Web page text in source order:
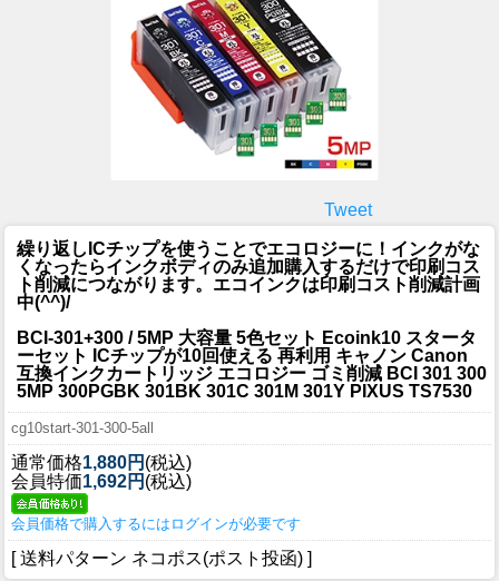
Tweet
繰り返しICチップを使うことでエコロジーに！インクがな
くなったらインクボディのみ追加購入するだけで印刷コス
ト削減につながります。エコインクは印刷コスト削減計画
中(^^)/
BCI-301+300 / 5MP 大容量 5色セット Ecoink10 スタータ
ーセット ICチップが10回使える 再利用 キャノン Canon
互換インクカートリッジ エコロジー ゴミ削減 BCI 301 300
5MP 300PGBK 301BK 301C 301M 301Y PIXUS TS7530
cg10start-301-300-5all
通常価格1,880円 (税込)
会員特価1,692円 (税込)
会員価格で購入するにはログインが必要です
[ 送料パターン ネコポス(ポスト投函) ]